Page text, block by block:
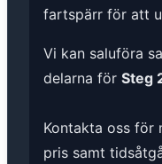
fartspärr för att
Vi kan saluföra
delarna för Steg
Kontakta oss för
pris samt